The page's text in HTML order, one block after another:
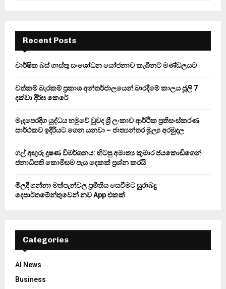
f
r
E
A
Recent Posts
වාර්ෂික බස් ගාස්තු සංශෝධන යෝජනාව කැබිනට් මණ්ඩලයට
වත්කම් බැරකම් ප්‍රකාශ අන්තර්ජාලයෙන් බාරදීමේ කාලය ජූලි 7
දක්වා දීර්ඝ කෙරේ
මැදපෙරදිග යුද්ධය හමුවේ වුවද ශ්‍රී ලංකාව ආර්ථික ප්‍රතිසංස්කරණ
සාර්ථකව ඉදිරියට ගෙන යනවා – ජාත්‍යන්තර මූල්‍ය අරමුදල
ගල් අඟුරු දූෂණ විමර්ශනය: හිටපු අමාත්‍ය කුමාර ජයකොඩිගෙන්
ජනාධිපති කොමිසම පැය දෙකක් ප්‍රශ්න කරයි
මිලදී ගන්නා මත්පැන්වල ප්‍රමිතිය සෙවීමට සුරාබදු
දෙපාර්තමේන්තුවෙන් නව App එකක්
Categories
AI News
Business